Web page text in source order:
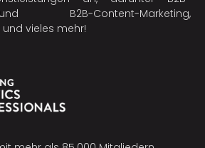
B2B-Content-Marketing,
vieles mehr!